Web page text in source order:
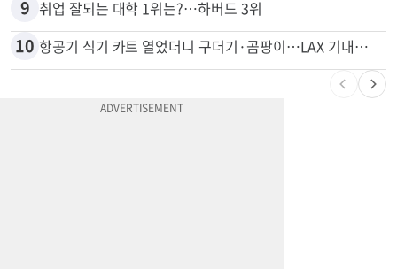
8 김원석 투자 사기 논란 고발 영상 파장
9 취업 잘되는 대학 1위는?…하버드 3위
항공기 식기 카트 열었더니 구더기·곰팡이…LAX 기내식 업체 논란